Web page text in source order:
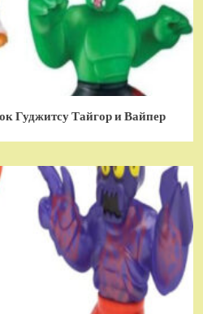
Гуджитсу Тайгор и Вайпер